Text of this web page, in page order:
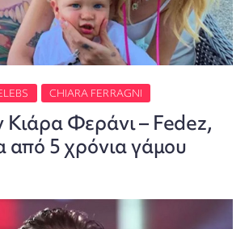
CHIARA FERRAGNI
Φεράνι – Fedez,
από 5 χρόνια γάμου